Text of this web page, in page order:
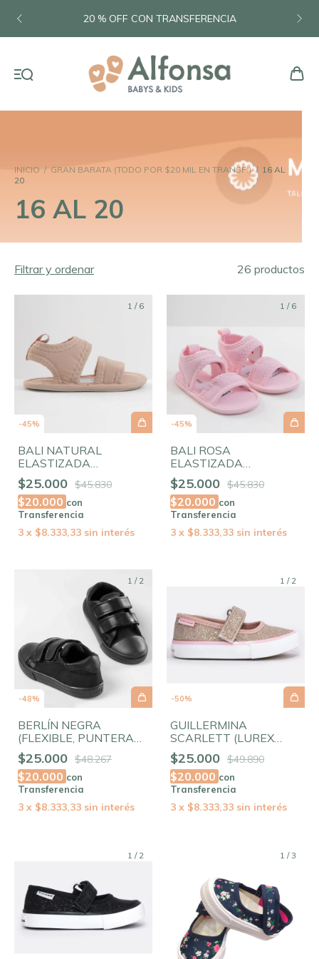
20 % OFF CON TRANSFERENCIA
INICIO / GRAN BARATA (TODO POR $20 MIL EN TRANSF.) / 16 AL
20
16 AL 20
Filtrar y ordenar 26 productos
1 / 6
-45%
BALI NATURAL
ELASTIZADA
(ERGONÓMICA, DE
NEOPRENE)
$25.000 $45.830
$20.000 con
Transferencia
3 x $8.333,33 sin interés
1 / 6
-45%
BALI ROSA
ELASTIZADA
(ERGONÓMICA, DE
NEOPRENE)
$25.000 $45.830
$20.000 con
Transferencia
3 x $8.333,33 sin interés
1 / 2
-48%
BERLÍN NEGRA
(FLEXIBLE, PUNTERA
AMPLIA)
$25.000 $48.267
$20.000 con
Transferencia
3 x $8.333,33 sin interés
1 / 2
-50%
GUILLERMINA
SCARLETT (LUREX
GOLDEN ROSE)
$25.000 $49.890
$20.000 con
Transferencia
3 x $8.333,33 sin interés
1 / 2 1 /3